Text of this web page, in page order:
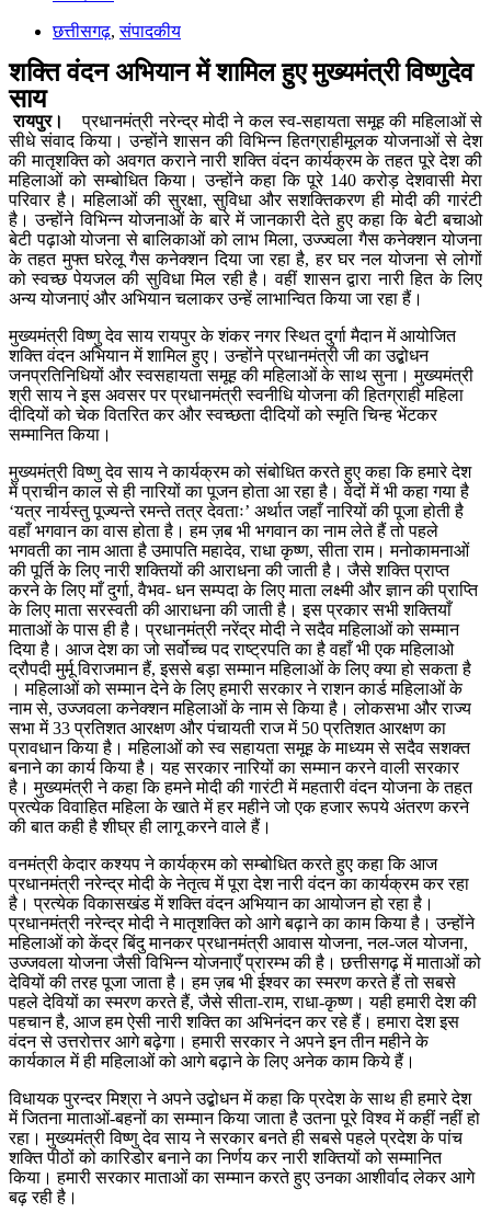
छत्तीसगढ़,संपादकीय
शक्ति वंदन अभियान में शामिल हुए मुख्यमंत्री विष्णुदेव
साय
रायपुर।
प्रधानमंत्री नरेन्द्र मोदी ने कल स्व-सहायता समूह की महिलाओं से
सीधे संवाद किया। उन्होंने शासन की विभिन्न हितग्राहीमूलक योजनाओं से देश
की मातृशक्ति को अवगत कराने नारी शक्ति वंदन कार्यक्रम के तहत पूरे देश की
महिलाओं को सम्बोधित किया। उन्होंने कहा कि पूरे 140 करोड़ देशवासी मेरा
परिवार है। महिलाओं की सुरक्षा, सुविधा और सशक्तिकरण ही मोदी की गारंटी
है। उन्होंने विभिन्न योजनाओं के बारे में जानकारी देते हुए कहा कि बेटी बचाओ
बेटी पढ़ाओ योजना से बालिकाओं को लाभ मिला, उज्ज्वला गैस कनेक्शन योजना
के तहत मुफ्त घरेलू गैस कनेक्शन दिया जा रहा है, हर घर नल योजना से लोगों
को स्वच्छ पेयजल की सुविधा मिल रही है। वहीं शासन द्वारा नारी हित के लिए
अन्य योजनाएं और अभियान चलाकर उन्हें लाभान्वित किया जा रहा हैं।
मुख्यमंत्री विष्णु देव साय रायपुर के शंकर नगर स्थित दुर्गा मैदान में आयोजित
शक्ति वंदन अभियान में शामिल हुए। उन्होंने प्रधानमंत्री जी का उद्बोधन
जनप्रतिनिधियों और स्वसहायता समूह की महिलाओं के साथ सुना। मुख्यमंत्री
श्री साय ने इस अवसर पर प्रधानमंत्री स्वनीधि योजना की हितग्राही महिला
दीदियों को चेक वितरित कर और स्वच्छता दीदियों को स्मृति चिन्ह भेंटकर
सम्मानित किया।
मुख्यमंत्री विष्णु देव साय ने कार्यक्रम को संबोधित करते हुए कहा कि हमारे देश
में प्राचीन काल से ही नारियों का पूजन होता आ रहा है। वेदों में भी कहा गया है
‘यत्र नार्यस्तु पूज्यन्ते रमन्ते तत्र देवताः’ अर्थात जहाँ नारियों की पूजा होती है
वहाँ भगवान का वास होता है। हम ज़ब भी भगवान का नाम लेते हैं तो पहले
भगवती का नाम आता है उमापति महादेव, राधा कृष्ण, सीता राम। मनोकामनाओं
की पूर्ति के लिए नारी शक्तियों की आराधना की जाती है। जैसे शक्ति प्राप्त
करने के लिए माँ दुर्गा, वैभव- धन सम्पदा के लिए माता लक्ष्मी और ज्ञान की प्राप्ति
के लिए माता सरस्वती की आराधना की जाती है। इस प्रकार सभी शक्तियाँ
माताओं के पास ही है। प्रधानमंत्री नरेंद्र मोदी ने सदैव महिलाओं को सम्मान
दिया है। आज देश का जो सर्वोच्च पद राष्ट्रपति का है वहाँ भी एक महिलाओ
द्रौपदी मुर्मू विराजमान हैं, इससे बड़ा सम्मान महिलाओं के लिए क्या हो सकता है
। महिलाओं को सम्मान देने के लिए हमारी सरकार ने राशन कार्ड महिलाओं के
नाम से, उज्जवला कनेक्शन महिलाओं के नाम से किया है। लोकसभा और राज्य
सभा में 33 प्रतिशत आरक्षण और पंचायती राज में 50 प्रतिशत आरक्षण का
प्रावधान किया है। महिलाओं को स्व सहायता समूह के माध्यम से सदैव सशक्त
बनाने का कार्य किया है। यह सरकार नारियों का सम्मान करने वाली सरकार
है। मुख्यमंत्री ने कहा कि हमने मोदी की गारंटी में महतारी वंदन योजना के तहत
प्रत्येक विवाहित महिला के खाते में हर महीने जो एक हजार रूपये अंतरण करने
की बात कही है शीघ्र ही लागू करने वाले हैं।
वनमंत्री केदार कश्यप ने कार्यक्रम को सम्बोधित करते हुए कहा कि आज
प्रधानमंत्री नरेन्द्र मोदी के नेतृत्व में पूरा देश नारी वंदन का कार्यक्रम कर रहा
है। प्रत्येक विकासखंड में शक्ति वंदन अभियान का आयोजन हो रहा है।
प्रधानमंत्री नरेन्द्र मोदी ने मातृशक्ति को आगे बढ़ाने का काम किया है। उन्होंने
महिलाओं को केंद्र बिंदु मानकर प्रधानमंत्री आवास योजना, नल-जल योजना,
उज्जवला योजना जैसी विभिन्न योजनाएँ प्रारम्भ की है। छत्तीसगढ़ में माताओं को
देवियों की तरह पूजा जाता है। हम ज़ब भी ईश्वर का स्मरण करते हैं तो सबसे
पहले देवियों का स्मरण करते हैं, जैसे सीता-राम, राधा-कृष्ण। यही हमारी देश की
पहचान है, आज हम ऐसी नारी शक्ति का अभिनंदन कर रहे हैं। हमारा देश इस
वंदन से उत्तरोत्तर आगे बढ़ेगा। हमारी सरकार ने अपने इन तीन महीने के
कार्यकाल में ही महिलाओं को आगे बढ़ाने के लिए अनेक काम किये हैं।
विधायक पुरन्दर मिश्रा ने अपने उद्बोधन में कहा कि प्रदेश के साथ ही हमारे देश
में जितना माताओं-बहनों का सम्मान किया जाता है उतना पूरे विश्व में कहीं नहीं हो
रहा। मुख्यमंत्री विष्णु देव साय ने सरकार बनते ही सबसे पहले प्रदेश के पांच
शक्ति पीठों को कारिडोर बनाने का निर्णय कर नारी शक्तियों को सम्मानित
किया। हमारी सरकार माताओं का सम्मान करते हुए उनका आशीर्वाद लेकर आगे
बढ़ रही है।